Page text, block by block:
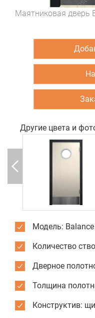
Маятниковая дверь
Другие цвета и
Модель:
Количество
Дверное
Толщина
Конструктив: